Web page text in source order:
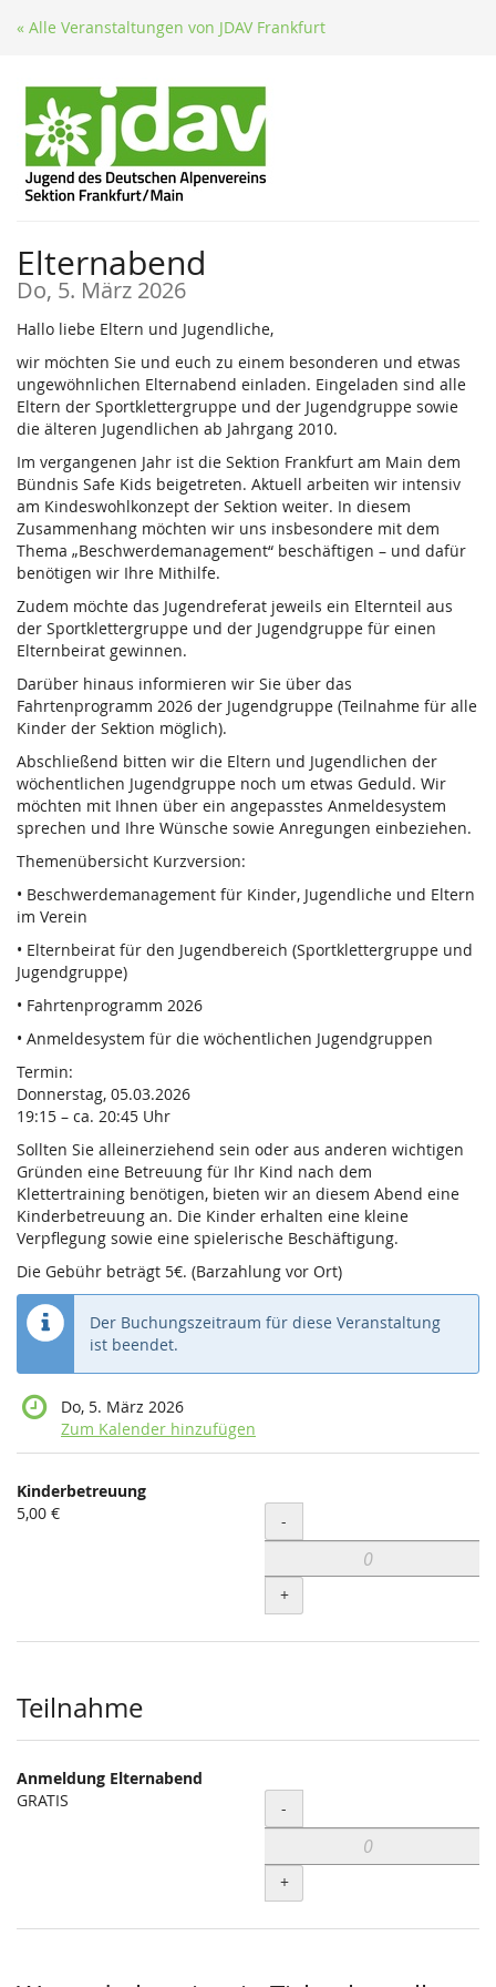
Zum
springen
« Alle Veranstaltungen von JDAV Frankfurt
Elternabend
Do, 5. März 2026
Hallo liebe Eltern und Jugendliche,
wir möchten Sie und euch zu einem besonderen und etwas
ungewöhnlichen Elternabend einladen. Eingeladen sind alle
Eltern der Sportklettergruppe und der Jugendgruppe sowie
die älteren Jugendlichen ab Jahrgang 2010.
Im vergangenen Jahr ist die Sektion Frankfurt am Main dem
Bündnis Safe Kids beigetreten. Aktuell arbeiten wir intensiv
am Kindeswohlkonzept der Sektion weiter. In diesem
Zusammenhang möchten wir uns insbesondere mit dem
Thema „Beschwerdemanagement“ beschäftigen – und dafür
benötigen wir Ihre Mithilfe.
Zudem möchte das Jugendreferat jeweils ein Elternteil aus
der Sportklettergruppe und der Jugendgruppe für einen
Elternbeirat gewinnen.
Darüber hinaus informieren wir Sie über das
Fahrtenprogramm 2026 der Jugendgruppe (Teilnahme für alle
Kinder der Sektion möglich).
Abschließend bitten wir die Eltern und Jugendlichen der
wöchentlichen Jugendgruppe noch um etwas Geduld. Wir
möchten mit Ihnen über ein angepasstes Anmeldesystem
sprechen und Ihre Wünsche sowie Anregungen einbeziehen.
Themenübersicht Kurzversion:
• Beschwerdemanagement für Kinder, Jugendliche und Eltern
im Verein
• Elternbeirat für den Jugendbereich (Sportklettergruppe und
Jugendgruppe)
• Fahrtenprogramm 2026
• Anmeldesystem für die wöchentlichen Jugendgruppen
Termin:
Donnerstag, 05.03.2026
19:15 – ca. 20:45 Uhr
Sollten Sie alleinerziehend sein oder aus anderen wichtigen
Gründen eine Betreuung für Ihr Kind nach dem
Klettertraining benötigen, bieten wir an diesem Abend eine
Kinderbetreuung an. Die Kinder erhalten eine kleine
Verpflegung sowie eine spielerische Beschäftigung.
Die Gebühr beträgt 5€. (Barzahlung vor Ort)
Der Buchungszeitraum für diese Veranstaltung
ist beendet.
Do, 5. März 2026
Zum Kalender hinzufügen
Produkte
Unkategorisierte
Kinderbetreuung
5,00 €
Menge
-
+
Teilnahme
Anmeldung Elternabend
GRATIS
Menge
-
+